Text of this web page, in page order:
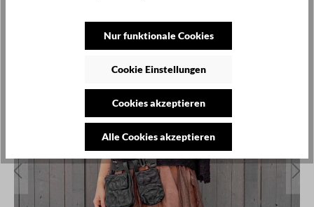
Nur funktionale Cookies
Cookie Einstellungen
Cookies akzeptieren
Alle Cookies akzeptieren